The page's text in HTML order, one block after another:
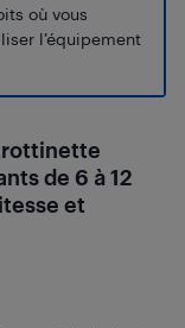
où vous
l’équipement
de 6 à 12
et